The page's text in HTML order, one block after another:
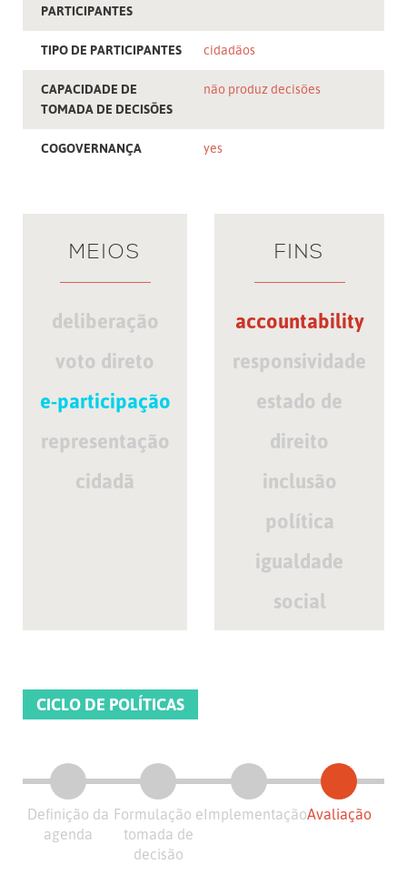
PARTICIPANTES
TIPO DE PARTICIPANTES cidadãos
CAPACIDADE DE
TOMADA DE DECISÕES
não produz decisões
COGOVERNANÇA yes
MEIOS
deliberação
voto direto
e-participação
representação
cidadã
FINS
accountability
responsividade
estado de
direito
inclusão
política
igualdade
social
CICLO DE POLÍTICAS
Definição da
agenda
Formulação e
tomada de
decisão
ImplementaçãoAvaliação